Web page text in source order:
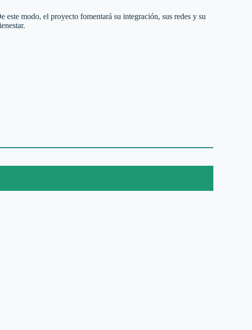
este modo, el proyecto fomentará su integración, sus redes y su